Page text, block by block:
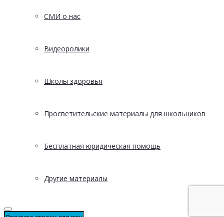
СМИ о нас
Видеоролики
Школы здоровья
Просветительские материалы для школьников
Бесплатная юридическая помощь
Другие материалы